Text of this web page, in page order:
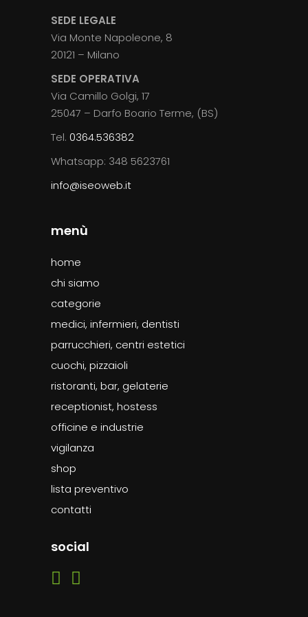
SEDE LEGALE
Via Monte Napoleone, 8
20121 – Milano
SEDE OPERATIVA
Via Camillo Golgi, 17
25047 – Darfo Boario Terme, (BS)
Tel. 0364.536382
Whatsapp: 348 5623761
info@iseoweb.it
menù
home
chi siamo
categorie
medici, infermieri, dentisti
parrucchieri, centri estetici
cuochi, pizzaioli
ristoranti, bar, gelaterie
receptionist, hostess
officine e industrie
vigilanza
shop
lista preventivo
contatti
social